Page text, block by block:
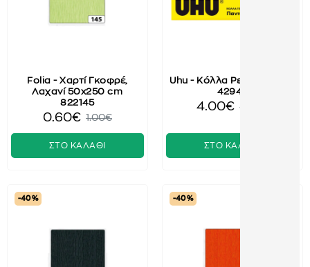
Folia - Χαρτί Γκοφρέ,
Λαχανί 50x250 cm
822145
0.60€ 1.00€
ΣΤΟ ΚΑΛΑΘΙ
Uhu - Κόλλα Ρευστή 125ml
42945
4.00€ 5.20€
ΣΤΟ ΚΑΛΑΘΙ
-40 % -40 %